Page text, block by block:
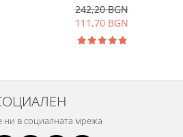
242,20 BGN
111,70 BGN
ни в социалната мрежа